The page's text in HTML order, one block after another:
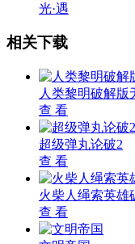
光·遇
相关下载
人类黎明破解版
查 看
超级弹丸论破2
查 看
火柴人绳索英雄
查 看